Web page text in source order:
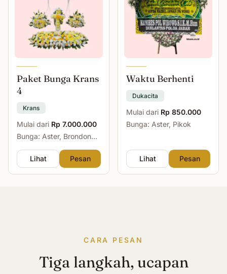
Paket Bunga Krans
4
Krans
Mulai dari Rp 7.000.000
Bunga: Aster, Brondong,
Lihat
Pesan
Waktu Berhenti
Dukacita
Mulai dari Rp 850.000
Bunga: Aster, Pikok
Lihat Pesan
CARA PESAN
Tiga langkah, ucapan